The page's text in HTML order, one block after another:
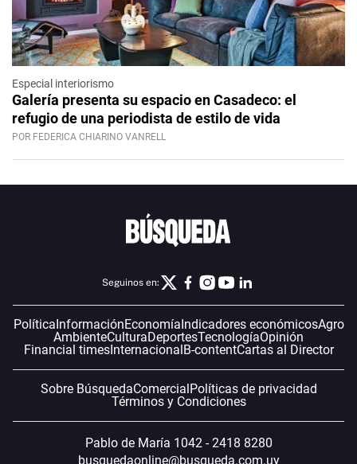
Especial interiorismo
Galería presenta su espacio en Casadeco: el
refugio de una periodista de estilo de vida
POR FEDERICA CHIARINO VANRELL
Seguinos en:
PolíticaInformaciónEconomíaIndicadores económicosAgro
AmbienteCulturaDeportesTecnologíaOpinión
Financial timesInternacionalB-contentCartas al Director
Sobre BúsquedaComercialPolíticas de privacidad
Términos y Condiciones
Pablo de María 1042 - 2418 8280
busquedaonline@busqueda.com.uy